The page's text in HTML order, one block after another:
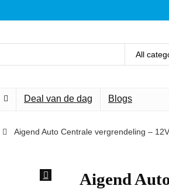
All
Deal van de dag Blogs
Aigend Auto Centrale vergrendeling –
Aigend